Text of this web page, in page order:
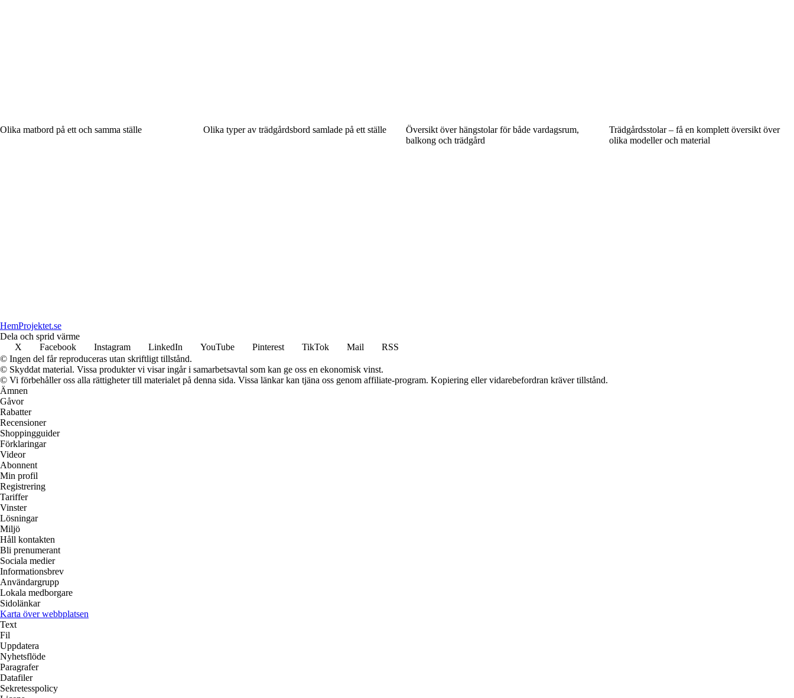
Olika matbord på ett och samma ställe Olika typer av trädgårdsbord samlade på ett ställe
Översikt över hängstolar för både vardagsrum,
balkong och trädgård
Trädgårdsstolar – få en komplett översikt över
olika modeller och material
HemProjektet.se
Dela och sprid värme
X
Facebook Instagram LinkedIn YouTube Pinterest TikTok Mail
RSS
© Ingen del får reproduceras utan skriftligt tillstånd.
© Skyddat material. Vissa produkter vi visar ingår i samarbetsavtal som kan ge oss en ekonomisk vinst.
© Vi förbehåller oss alla rättigheter till materialet på denna sida. Vissa länkar kan tjäna oss genom affiliate-program. Kopiering eller vidarebefordran kräver tillstånd.
Ämnen
Gåvor
Rabatter
Recensioner
Shoppingguider
Förklaringar
Videor
Abonnent
Min profil
Registrering
Tariffer
Vinster
Lösningar
Miljö
Håll kontakten
Bli prenumerant
Sociala medier
Informationsbrev
Användargrupp
Lokala medborgare
Sidolänkar
Karta över webbplatsen
Text
Fil
Uppdatera
Nyhetsflöde
Paragrafer
Datafiler
Sekretesspolicy